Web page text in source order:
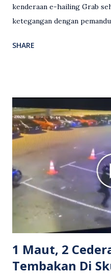
kenderaan e-hailing Grab
ketegangan dengan
antara seorang lelaki warga
Grab bertindak
berlaku pertikaman lidah
berkenaan kini tular di
reaksi orang ramai. Antara
media sosial mengenai
meluahkan rasa marah
serta memuji pemandu
Sebahagian netizen turut
mengambil tindakan tegas,
terhadap wanita dipercayai
SHARE
1 Maut, 2
Tembakan Di